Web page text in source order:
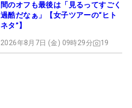
間のオフも最後は「見るってすごく
過酷だなぁ」【女子ツアーの“ヒト
ネタ”】
2026年8月7日 (金) 09時29分 19